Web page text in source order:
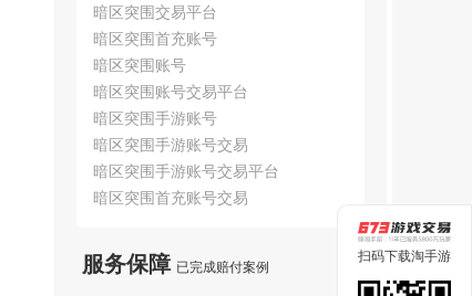
暗区突围交易平台
暗区突围首充账号
暗区突围账号
暗区突围账号交易平台
暗区突围手游账号
暗区突围手游账号交易
暗区突围手游账号交易平台
暗区突围首充账号交易
服务保障 已完成赔付案例
【王者荣耀】用户076*****a
获赔金额：200.00 元
获赔金额：115.00 元 2026-08-03
扫码下载淘手游